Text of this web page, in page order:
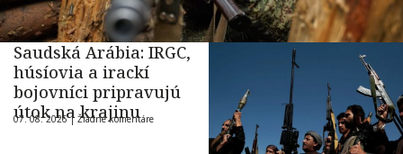
Saudská Arábia: IRGC,
húsíovia a irackí
bojovníci pripravujú
útok na krajinu
07. 08. 2026 |Žiadne komentáre